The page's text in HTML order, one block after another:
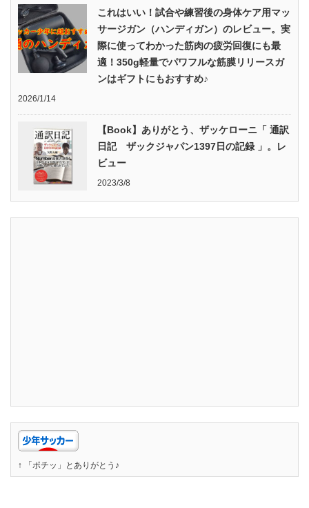
これはいい！試合や練習後の身体ケア用マッ
サージガン（ハンディガン）のレビュー。実
際に使ってわかった筋肉の疲労回復にも最
適！350g軽量でパワフルな筋膜リリースガ
ンはギフトにもおすすめ♪
2026/1/14
【Book】ありがとう、ザッケローニ「 通訳
日記 ザックジャパン1397日の記録 」。レ
ビュー
2023/3/8
↑ 「ポチッ」とありがとう♪